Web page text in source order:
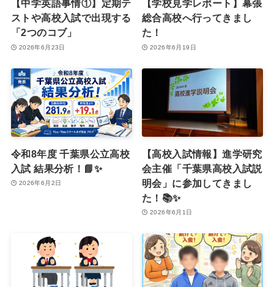
【中学英語事情①】定期テ
ストや高校入試で出現する
「2つのコブ」
2026年6月23日
【学校見学レポート】幕張
総合高校へ行ってきまし
た！
2026年6月19日
令和8年度 千葉県公立高校
入試 結果分析！📘✨
2026年6月2日
【高校入試情報】進学研究
会主催「千葉県高校入試説
明会」に参加してきまし
た！📚✨
2026年6月1日